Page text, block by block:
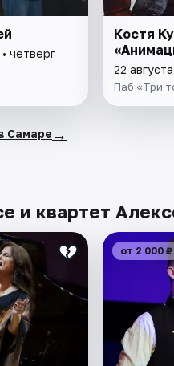
четверг
Костя
22
Паб «Три
Самаре →
и квартет
от 2 000 ₽